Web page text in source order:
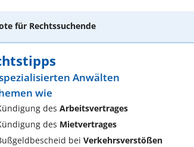
für Rechtssuchende
Anwälten
wie
des Arbeitsvertrages
des Mietvertrages
bei Verkehrsverstößen